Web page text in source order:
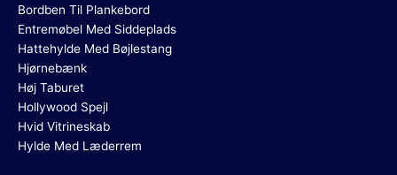
Bordben Til Plankebord
Entremøbel Med Siddeplads
Hattehylde Med Bøjlestang
Hjørnebænk
Høj Taburet
Hollywood Spejl
Hvid Vitrineskab
Hylde Med Læderrem